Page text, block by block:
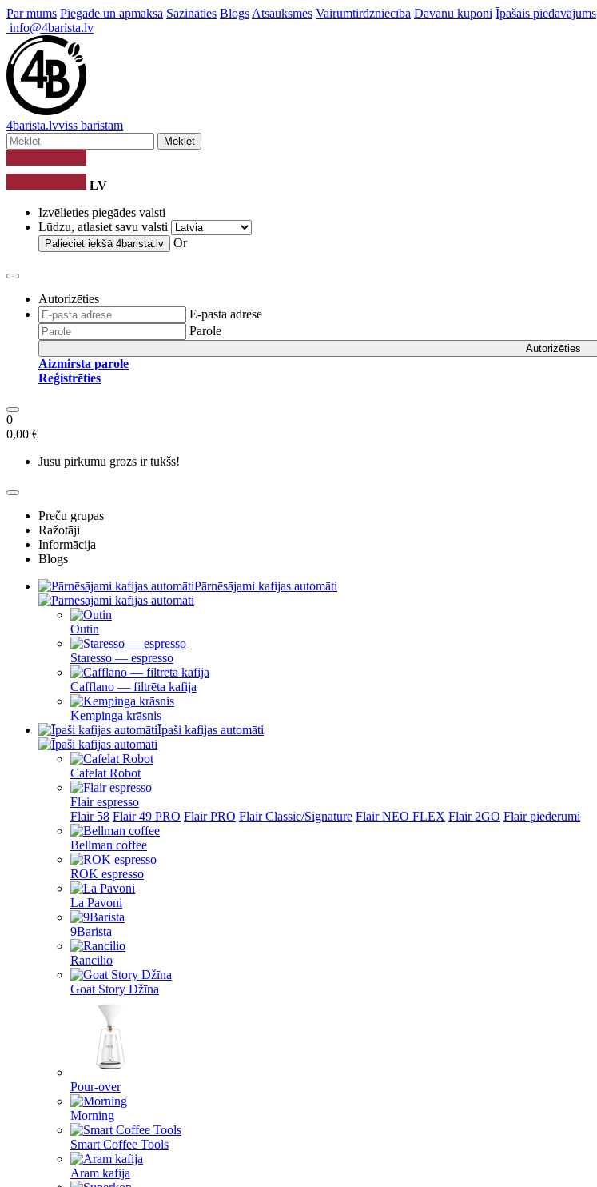
Par mums Piegāde un apmaksa Sazināties Blogs Atsauksmes Vairumtirdzniecība Dāvanu kuponi Īpašais piedāvājums
info@4barista.lv
4barista.lvviss baristām
Meklēt
LV
Izvēlieties piegādes valsti
Lūdzu, atlasiet savu valsti
Palieciet iekšā 4barista.lv Or
Autorizēties
E-pasta adrese
Parole
Autorizēties
Aizmirsta parole
Reģistrēties
0
0,00 €
Jūsu pirkumu grozs ir tukšs!
Preču grupas
Ražotāji
Informācija
Blogs
Pārnēsājami kafijas automāti
Outin
Staresso — espresso
Cafflano — filtrēta kafija
Kempinga krāsnis
Īpaši kafijas automāti
Cafelat Robot
Flair espresso
Flair 58 Flair 49 PRO Flair PRO Flair Classic/Signature Flair NEO FLEX Flair 2GO Flair piederumi
Bellman coffee
ROK espresso
La Pavoni
9Barista
Rancilio
Goat Story Džīna
Pour-over
Morning
Smart Coffee Tools
Aram kafija